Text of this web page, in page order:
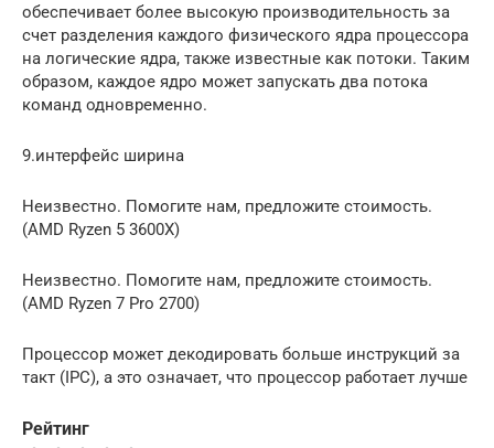
обеспечивает более высокую производительность за
счет разделения каждого физического ядра процессора
на логические ядра, также известные как потоки. Таким
образом, каждое ядро может запускать два потока
команд одновременно.
9.интерфейс ширина
Неизвестно. Помогите нам, предложите стоимость.
(AMD Ryzen 5 3600X)
Неизвестно. Помогите нам, предложите стоимость.
(AMD Ryzen 7 Pro 2700)
Процессор может декодировать больше инструкций за
такт (IPC), а это означает, что процессор работает лучше
Рейтинг